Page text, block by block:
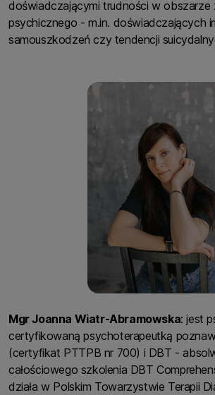
doświadczającymi trudności w obszarze
psychicznego - m.in. doświadczających
samouszkodzeń czy tendencji
Mgr Joanna Wiatr-Abramowska: jest
certyfikowaną psychoterapeutką
(certyfikat PTTPB nr 700) i DBT -
całościowego szkolenia DBT
działa w Polskim Towarzystwie Terapii